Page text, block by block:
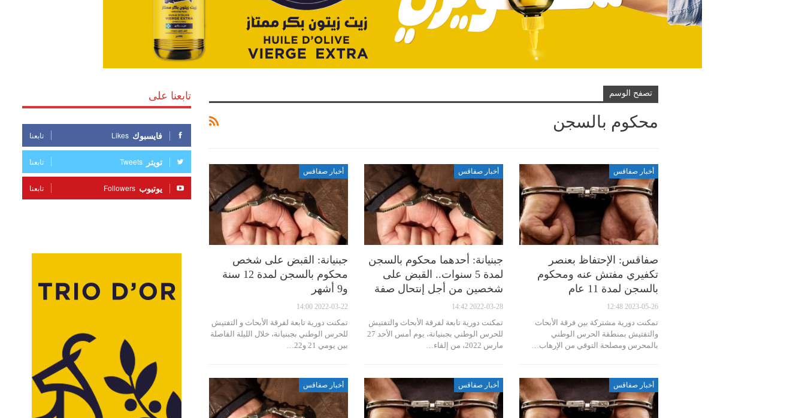
تصفح الوسم
محكوم بالسجن
أخبار صفاقس
صفاقس: الإحتفاظ بعنصر
تكفيري مفتش عنه ومحكوم
بالسجن لمدة 11 عام
2023-05-26 12:48
تمكنت دورية مشتركة بين فرقة الأبحاث
والتفتيش بمنطقة الحرس الوطني
بالمحرس ومصلحة التوقي من الإرهاب…
أخبار صفاقس
جبنيانة: أحدهما محكوم بالسجن
لمدة 5 سنوات.. القبض على
شخصين من أجل إنتحال صفة
2022-03-28 14:42
تمكنت دورية تابعة لفرقة الأبحاث والتفتيش
للحرس الوطني بجبنيانة، يوم أمس الأحد 27
مارس 2022، من إلقاء…
أخبار صفاقس
جبنيانة: القبض على شخص
محكوم بالسجن لمدة 12 سنة
و9 أشهر
2022-03-22 14:00
تمكنت دورية تابعة لفرقة الأبحاث و التفتيش
للحرس الوطني بجبنيانة، خلال الليلة الفاصلة
بين يومي 21 و22…
أخبار صفاقس أخبار صفاقس أخبار صفاقس
تابعنا على
فايسبوك Likes تابعنا
تويتر Tweets تابعنا
يوتيوب Followers تابعنا